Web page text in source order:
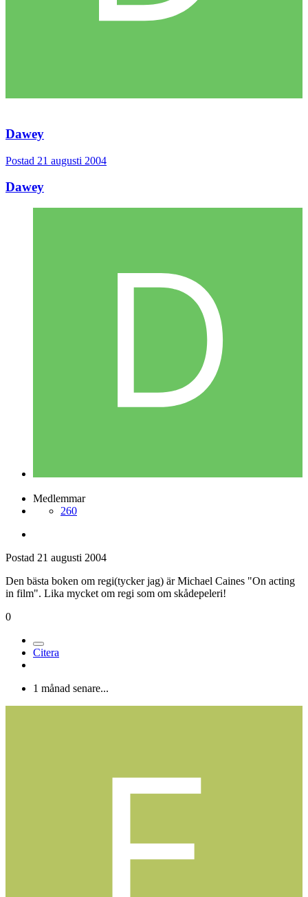
Medlemmar
in film". Lika mycket om regi som om skådepeleri!